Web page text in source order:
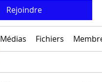
Rejoindre
Médias Fichiers